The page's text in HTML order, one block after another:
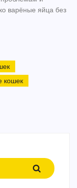
варёные яйца без
кошек